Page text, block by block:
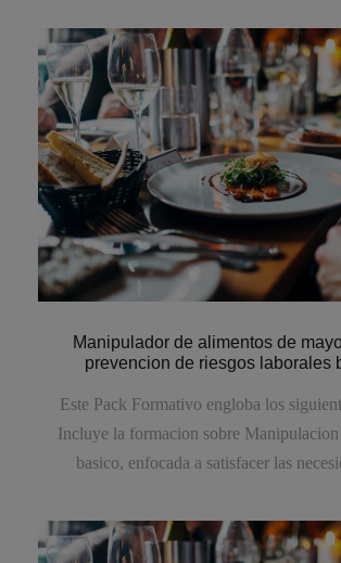
Manipulador de alimentos de
prevencion de riesgos laborales
Este Pack Formativo engloba los
Incluye la formacion sobre
basico, enfocada a satisfacer las